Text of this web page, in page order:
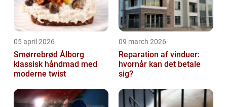
05 april 2026
Smørrebrød Ålborg
klassisk håndmad med
moderne twist
09 march 2026
Reparation af vinduer:
hvornår kan det betale
sig?